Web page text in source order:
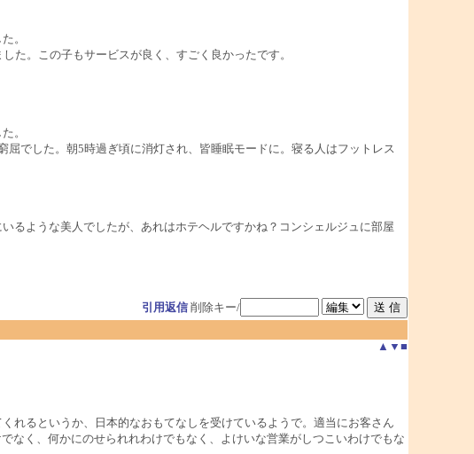
。
た。この子もサービスが良く、すごく良かったです。
。
でした。朝5時過ぎ頃に消灯され、皆睡眠モードに。寝る人はフットレス
るような美人でしたが、あれはホテヘルですかね？コンシェルジュに部屋
引用返信 削除キー/
▲ ▼ ■
れるというか、日本的なおもてなしを受けているようで。適当にお客さん
なく、何かにのせられれわけでもなく、よけいな営業がしつこいわけでもな